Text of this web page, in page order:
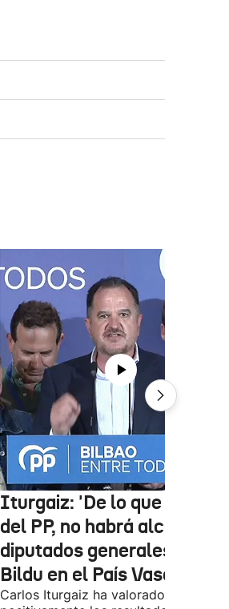
Iturgaiz: 'De lo que
del PP, no habrá alcaldes ni
diputados generales de
Bildu en el País Vasco'
Carlos Iturgaiz ha valorado